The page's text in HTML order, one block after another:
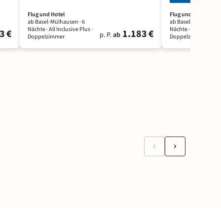
€
Flug und Hotel
ab Basel-Mülhausen ·6
Nächte· All Inclusive Plus·
Doppelzimmer
p. P. ab 1.183 €
Flug und Hotel
ab Basel-Mülhausen
Nächte· All
Doppelzimmer